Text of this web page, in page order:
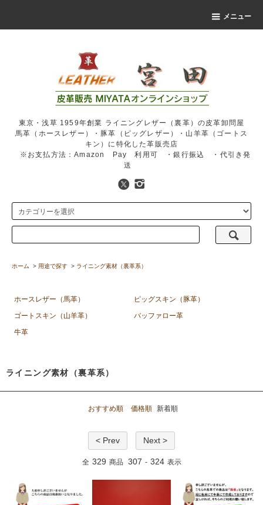
メニュー
東京・浅草 1959年創業 ライニングレザー（裏革）の皮革卸問屋
馬革（ホースレザー）・豚革（ピッグレザー）・山羊革（ゴートス
キン）に特化した革販売店
※お支払方法：Amazon Pay 利用可 ・銀行振込 ・代引き発
送
ホーム > 用途で探す > ライニング素材（裏革系）
ホースレザー（馬革）
ピッグスキン（豚革）
ゴートスキン（山羊革）
バッファロー革
牛革
ライニング素材（裏革系）
おすすめ順 価格順 新着順
< Prev Next >
全 329 商品 307 - 324 表示